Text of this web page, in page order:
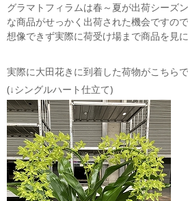
グラマトフィラムは春～夏が出荷シーズ
な商品がせっかく出荷された機会ですの
想像できず実際に荷受け場まで商品を見
実際に大田花きに到着した荷物がこちらで
(↓シングルハート仕立て)